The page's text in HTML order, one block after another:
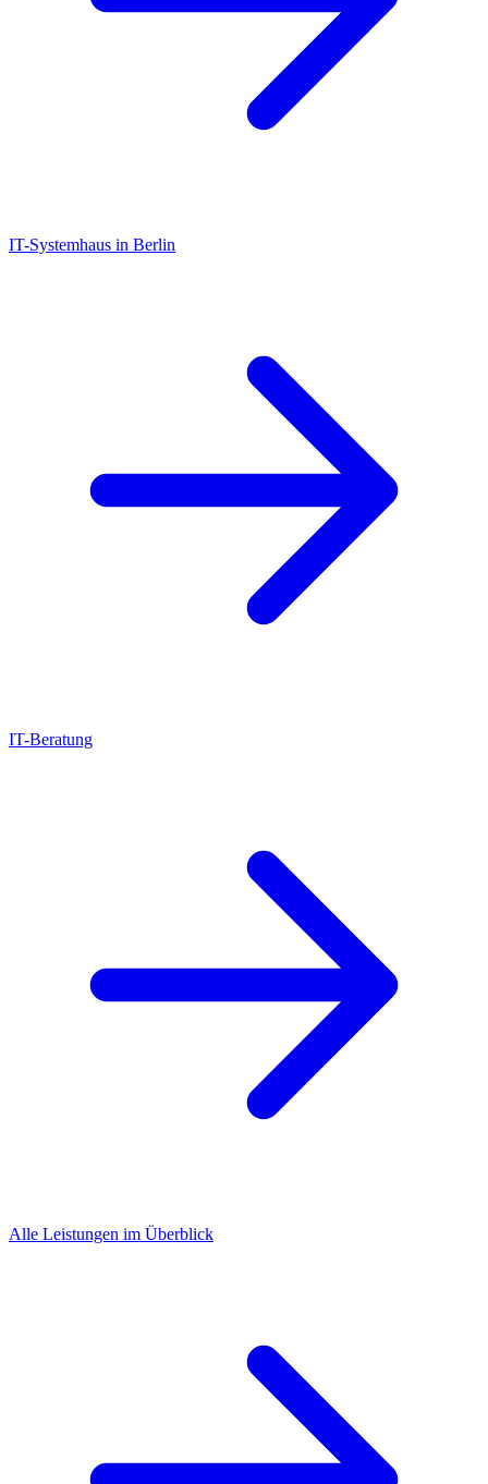
IT-Systemhaus in Berlin
IT-Beratung
Alle Leistungen im Überblick